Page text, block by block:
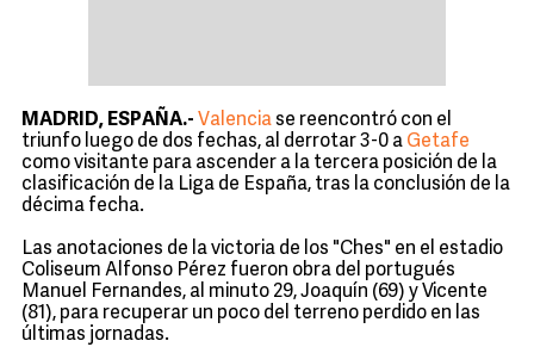
MADRID, ESPAÑA.- Valenciase reencontró con el
triunfo luego de dos fechas, al derrotar 3-0 a Getafe
como visitante para ascender a la tercera posición de la
clasificación de la Liga de España, tras la conclusión de la
décima fecha.
Las anotaciones de la victoria de los "Ches" en el estadio
Coliseum Alfonso Pérez fueron obra del portugués
Manuel Fernandes, al minuto 29, Joaquín (69) y Vicente
(81), para recuperar un poco del terreno perdido en las
últimas jornadas.